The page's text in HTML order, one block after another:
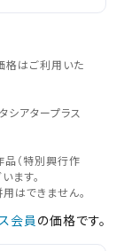
格はご利⽤いた
シアタープラス
（特別興行作
ます。
はできません。
会員の価格です。
いた情報は解除
だいた情報は解